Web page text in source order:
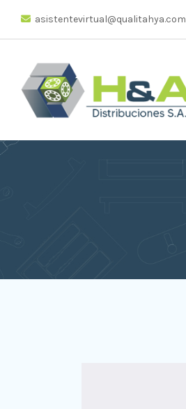
asistentevirtual@qualitahya.com